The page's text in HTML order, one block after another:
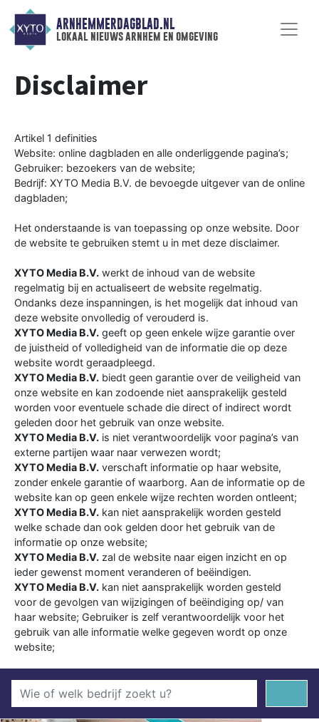
ARNHEMMERDAGBLAD.NL
lokaal nieuws arnhem en omgeving
Disclaimer
Artikel 1 definities
Website: online dagbladen en alle onderliggende pagina’s;
Gebruiker: bezoekers van de website;
Bedrijf: XYTO Media B.V. de bevoegde uitgever van de online
dagbladen;
Het onderstaande is van toepassing op onze website. Door
de website te gebruiken stemt u in met deze disclaimer.
XYTO Media B.V. werkt de inhoud van de website
regelmatig bij en actualiseert de website regelmatig.
Ondanks deze inspanningen, is het mogelijk dat inhoud van
deze website onvolledig of verouderd is.
XYTO Media B.V. geeft op geen enkele wijze garantie over
de juistheid of volledigheid van de informatie die op deze
website wordt geraadpleegd.
XYTO Media B.V. biedt geen garantie over de veiligheid van
onze website en kan zodoende niet aansprakelijk gesteld
worden voor eventuele schade die direct of indirect wordt
geleden door het gebruik van onze website.
XYTO Media B.V. is niet verantwoordelijk voor pagina’s van
externe partijen waar naar verwezen wordt;
XYTO Media B.V. verschaft informatie op haar website,
zonder enkele garantie of waarborg. Aan de informatie op de
website kan op geen enkele wijze rechten worden ontleent;
XYTO Media B.V. kan niet aansprakelijk worden gesteld
welke schade dan ook gelden door het gebruik van de
informatie op onze website;
XYTO Media B.V. zal de website naar eigen inzicht en op
ieder gewenst moment veranderen of beëindigen.
XYTO Media B.V. kan niet aansprakelijk worden gesteld
voor de gevolgen van wijzigingen of beëindiging op/ van
haar website; Gebruiker is zelf verantwoordelijk voor het
gebruik van alle informatie welke gegeven wordt op onze
website;